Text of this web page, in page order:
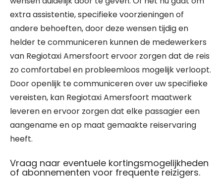
extra assistentie, specifieke voorzieningen of
andere behoeften, door deze wensen tijdig en
helder te communiceren kunnen de medewerkers
van Regiotaxi Amersfoort ervoor zorgen dat de reis
zo comfortabel en probleemloos mogelijk verloopt.
Door openlijk te communiceren over uw specifieke
vereisten, kan Regiotaxi Amersfoort maatwerk
leveren en ervoor zorgen dat elke passagier een
aangename en op maat gemaakte reiservaring
heeft.
Vraag naar eventuele kortingsmogelijkheden
of abonnementen voor frequente reizigers.